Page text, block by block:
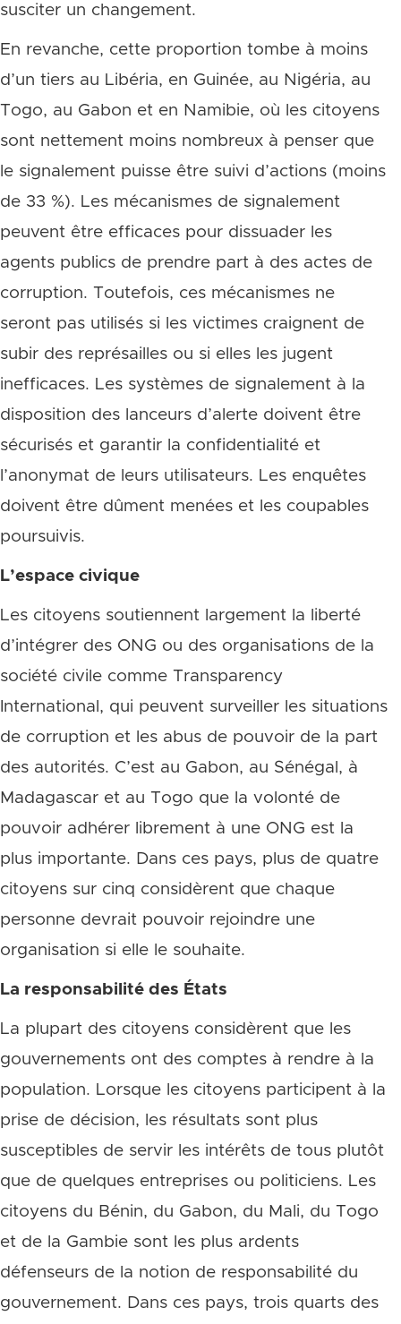
susciter un changement.
En revanche, cette proportion tombe à moins
d’un tiers au Libéria, en Guinée, au Nigéria, au
Togo, au Gabon et en Namibie, où les citoyens
sont nettement moins nombreux à penser que
le signalement puisse être suivi d’actions (moins
de 33 %). Les mécanismes de signalement
peuvent être efficaces pour dissuader les
agents publics de prendre part à des actes de
corruption. Toutefois, ces mécanismes ne
seront pas utilisés si les victimes craignent de
subir des représailles ou si elles les jugent
inefficaces. Les systèmes de signalement à la
disposition des lanceurs d’alerte doivent être
sécurisés et garantir la confidentialité et
l’anonymat de leurs utilisateurs. Les enquêtes
doivent être dûment menées et les coupables
poursuivis.
L’espace civique
Les citoyens soutiennent largement la liberté
d’intégrer des ONG ou des organisations de la
société civile comme Transparency
International, qui peuvent surveiller les situations
de corruption et les abus de pouvoir de la part
des autorités. C’est au Gabon, au Sénégal, à
Madagascar et au Togo que la volonté de
pouvoir adhérer librement à une ONG est la
plus importante. Dans ces pays, plus de quatre
citoyens sur cinq considèrent que chaque
personne devrait pouvoir rejoindre une
organisation si elle le souhaite.
La responsabilité des États
La plupart des citoyens considèrent que les
gouvernements ont des comptes à rendre à la
population. Lorsque les citoyens participent à la
prise de décision, les résultats sont plus
susceptibles de servir les intérêts de tous plutôt
que de quelques entreprises ou politiciens. Les
citoyens du Bénin, du Gabon, du Mali, du Togo
et de la Gambie sont les plus ardents
défenseurs de la notion de responsabilité du
gouvernement. Dans ces pays, trois quarts des